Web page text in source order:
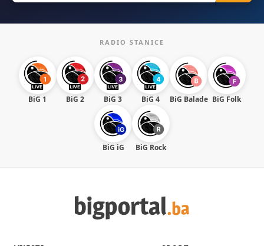
RADIO STANICE
BiG 1 BiG 2 BiG 3 BiG 4 BiG Balade BiG Folk
BiG iG BiG Rock